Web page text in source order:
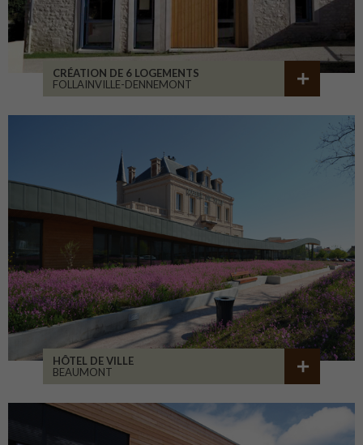
CRÉATION DE 6 LOGEMENTS
FOLLAINVILLE-DENNEMONT
HÔTEL DE VILLE
BEAUMONT